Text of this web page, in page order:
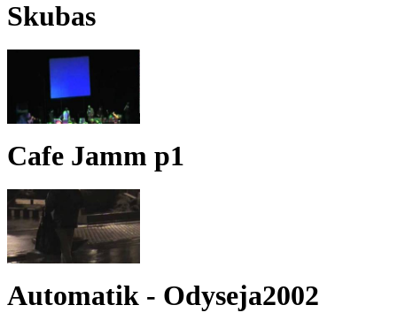
Skubas
Cafe Jamm p1
Automatik - Odyseja2002